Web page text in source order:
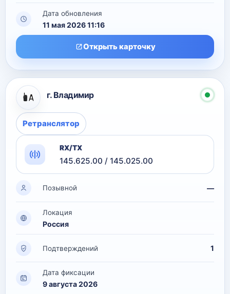
Дата обновления
11 мая 2026 11:16
Открыть карточку
г. Владимир
Ретранслятор
RX/TX
145.625.00 / 145.025.00
Позывной —
Локация
Россия
Подтверждений 1
Дата фиксации
9 августа 2026